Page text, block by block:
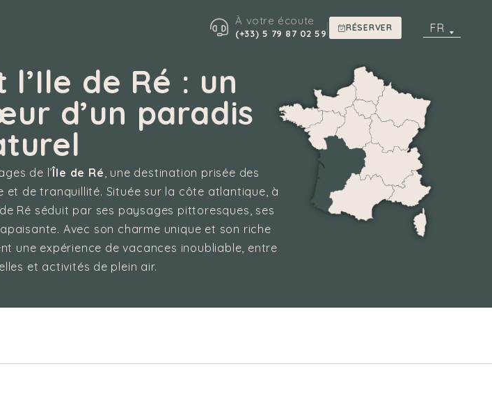
FR
À votre écoute
(+33) 5 79 87 02 59| RÉSERVER
de Ré : un
d’un paradis
de l’Île de Ré, une destination prisée des
de tranquillité. Située sur la côte atlantique, à
Ré séduit par ses paysages pittoresques, ses
Avec son charme unique et son riche
une expérience de vacances inoubliable, entre
et activités de plein air.